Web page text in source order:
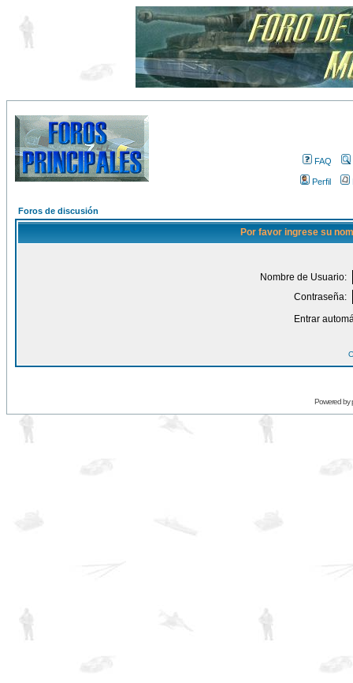
FAQ
Perfil
Foros de discusión
Por favor ingrese su
Nombre de Usuario:
Contraseña:
Entrar
Powered by